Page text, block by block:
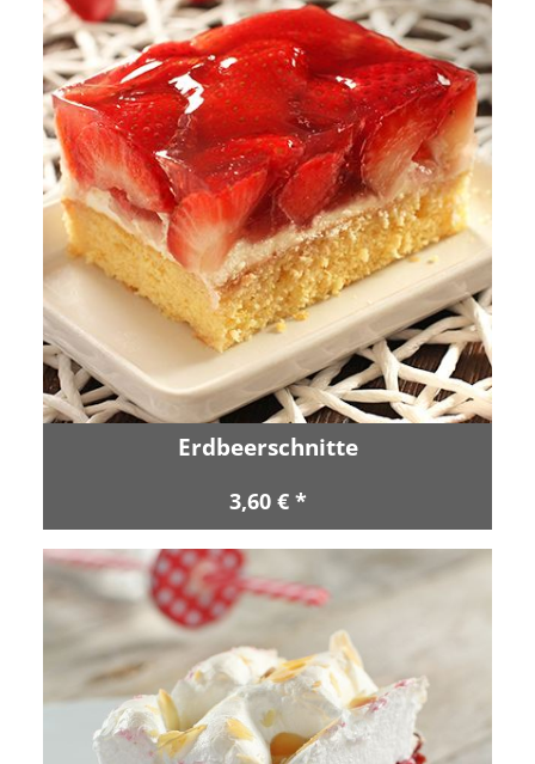
Erdbeerschnitte
3,60 € *